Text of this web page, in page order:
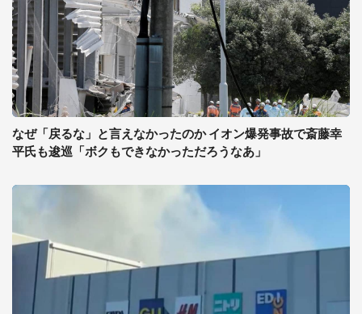
なぜ「戻るな」と言えなかったのか イオン爆発事故で斎藤幸
平氏も逡巡「ボクもできなかっただろうなあ」